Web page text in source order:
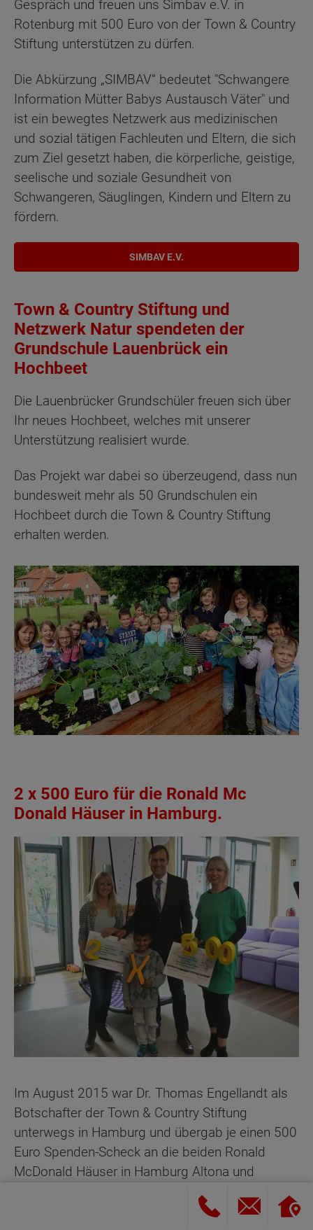
Gespräch und freuen uns Simbav e.V. in
Rotenburg mit 500 Euro von der Town & Country
Stiftung unterstützen zu dürfen.
Die Abkürzung „SIMBAV“ bedeutet "Schwangere
Information Mütter Babys Austausch Väter" und
ist ein bewegtes Netzwerk aus medizinischen
und sozial tätigen Fachleuten und Eltern, die sich
zum Ziel gesetzt haben, die körperliche, geistige,
seelische und soziale Gesundheit von
Schwangeren, Säuglingen, Kindern und Eltern zu
fördern.
SIMBAV E.V.
Town & Country Stiftung und
Netzwerk Natur spendeten der
Grundschule Lauenbrück ein
Hochbeet
Die Lauenbrücker Grundschüler freuen sich über
Ihr neues Hochbeet, welches mit unserer
Unterstützung realisiert wurde.
Das Projekt war dabei so überzeugend, dass nun
bundesweit mehr als 50 Grundschulen ein
Hochbeet durch die Town & Country Stiftung
erhalten werden.
2 x 500 Euro für die Ronald Mc
Donald Häuser in Hamburg.
Im August 2015 war Dr. Thomas Engellandt als
Botschafter der Town & Country Stiftung
unterwegs in Hamburg und übergab je einen 500
Euro Spenden-Scheck an die beiden Ronald
McDonald Häuser in Hamburg Altona und